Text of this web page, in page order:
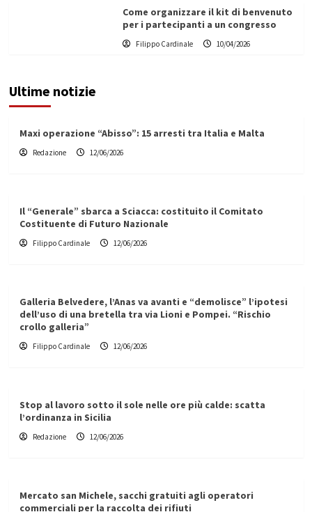
Come organizzare il kit di benvenuto
per i partecipanti a un congresso
Filippo Cardinale 10/04/2026
Ultime notizie
Maxi operazione “Abisso”: 15 arresti tra Italia e Malta
Redazione 12/06/2026
Il “Generale” sbarca a Sciacca: costituito il Comitato
Costituente di Futuro Nazionale
Filippo Cardinale 12/06/2026
Galleria Belvedere, l’Anas va avanti e “demolisce” l’ipotesi
dell’uso di una bretella tra via Lioni e Pompei. “Rischio
crollo galleria”
Filippo Cardinale 12/06/2026
Stop al lavoro sotto il sole nelle ore più calde: scatta
l’ordinanza in Sicilia
Redazione 12/06/2026
Mercato san Michele, sacchi gratuiti agli operatori
commerciali per la raccolta dei rifiuti